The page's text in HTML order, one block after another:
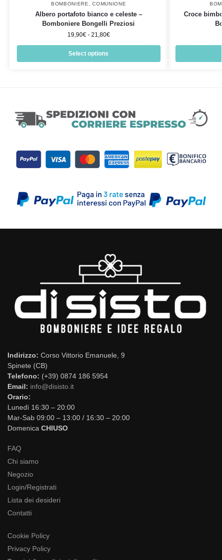
BOMBONIERE ,COMUNIONE
Albero portafoto bianco e celeste –
Bomboniere Bongelli Preziosi
19,90€ - 21,80€
Select options
Croce
Indirizzo: Corso Vittorio Emanuele, 9
Spinete (CB)
Telefono: (+39) 0874 186 5954
Email: info@disisto.it
Orario:
Lunedì 16:30 – 20:00
Mar-Sab 09:00 – 13:00 / 16:30 – 20:00
Domenica CHIUSO
FAQ
Chi siamo
Negozio
Login/Registrati
Lista dei desideri
Contatti
Cookie Policy
Privacy Policy